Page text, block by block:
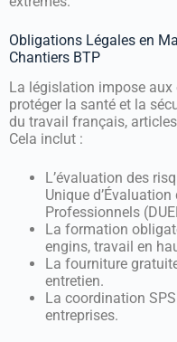
Obligations Légales en
Chantiers BTP
La législation impose
protéger la santé et la
du travail français,
Cela inclut :
L’évaluation des
Unique
Professionnels
La formation
engins, travail en
La fourniture
entretien.
La coordination
entreprises.